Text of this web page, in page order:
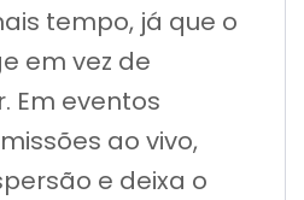
tempo, já que o
em vez de
Em eventos
ao vivo,
e deixa o